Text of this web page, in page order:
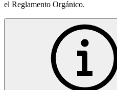
el Reglamento Orgánico.